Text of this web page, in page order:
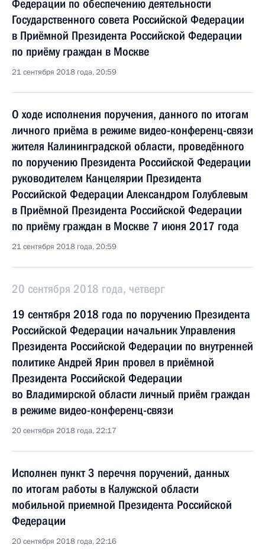
Федерации по обеспечению деятельности
Государственного совета Российской Федерации
в Приёмной Президента Российской Федерации
по приёму граждан в Москве
21 сентября 2018 года, 20:59
О ходе исполнения поручения, данного по итогам
личного приёма в режиме видео-конференц-связи
жителя Калининградской области, проведённого
по поручению Президента Российской Федерации
руководителем Канцелярии Президента
Российской Федерации Александром Голублевым
в Приёмной Президента Российской Федерации
по приёму граждан в Москве 7 июня 2017 года
21 сентября 2018 года, 20:59
20 сентября 2018 года, четверг
19 сентября 2018 года по поручению Президента
Российской Федерации начальник Управления
Президента Российской Федерации по внутренней
политике Андрей Ярин провел в приёмной
Президента Российской Федерации
во Владимирской области личный приём граждан
в режиме видео-конференц-связи
20 сентября 2018 года, 22:17
Исполнен пункт 3 перечня поручений, данных
по итогам работы в Калужской области
мобильной приемной Президента Российской
Федерации
20 сентября 2018 года, 22:16